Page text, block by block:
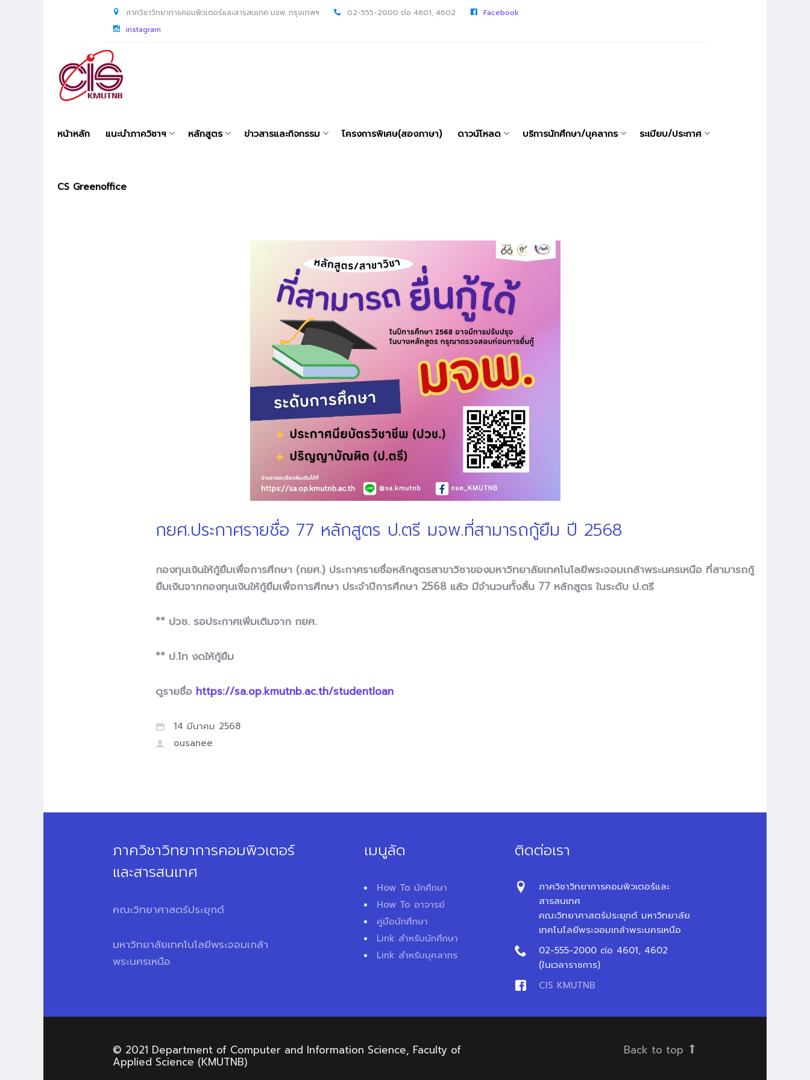
ภาควิชาวิทยาการคอมพิวเตอร์และสารสนเทศ มจพ. กรุงเทพฯ 02-555-2000 ต่อ 4601, 4602
Facebook
instagram
หน้าหลัก แนะนำภาควิชาฯ หลักสูตร ข่าวสารและกิจกรรม โครงการพิเศษ(สองภาษา) ดาวน์โหลด บริการนักศึกษา/บุคลากร ระเบียบ/ประกาศ
CS Greenoffice
กยศ.ประกาศรายชื่อ 77 หลักสูตร ป.ตรี มจพ.ที่สามารถกู้ยืม ปี 2568
กองทุนเงินให้กู้ยืมเพื่อการศึกษา (กยศ.) ประกาศรายชื่อหลักสูตรสาขาวิชาของมหาวิทยาลัยเทคโนโลยีพระจอมเกล้าพระนครเหนือ ที่สามารถกู้
ยืมเงินจากกองทุนเงินให้กู้ยืมเพื่อการศึกษา ประจำปีการศึกษา 2568 แล้ว มีจำนวนทั้งสิ้น 77 หลักสูตร ในระดับ ป.ตรี
** ปวช. รอประกาศเพิ่มเติมจาก กยศ.
** ป.โท งดให้กู้ยืม
ดูรายชื่อ https://sa.op.kmutnb.ac.th/studentloan
14 มีนาคม 2568
ousanee
ภาควิชาวิทยาการคอมพิวเตอร์
และสารสนเทศ
คณะวิทยาศาสตร์ประยุกต์
มหาวิทยาลัยเทคโนโลยีพระจอมเกล้า
พระนครเหนือ
เมนูลัด
How To นักศึกษา
How To อาจารย์
คู่มือนักศึกษา
Link สำหรับนักศึกษา
Link สำหรับบุคลากร
ติดต่อเรา
ภาควิชาวิทยาการคอมพิวเตอร์และ
สารสนเทศ
คณะวิทยาศาสตร์ประยุกต์ มหาวิทยาลัย
เทคโนโลยีพระจอมเกล้าพระนครเหนือ
02-555-2000 ต่อ 4601, 4602
(ในเวลาราชการ)
CIS KMUTNB
© 2021 Department of Computer and Information Science, Faculty of
Applied Science (KMUTNB)
Back to top